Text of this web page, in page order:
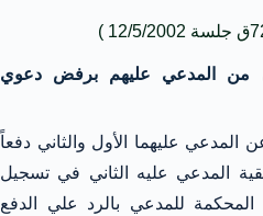
من المدعي عليهم برفض دعوي
عليهما الأول والثاني دفعاً
المدعي عليه الثاني في تسجيل
للمدعي بالرد علي الدفع